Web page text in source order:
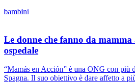
bambini
Le donne che fanno da
ospedale
“Mamás en Acción” è una ONG con più
Spagna. Il suo obiettivo è dare affetto a